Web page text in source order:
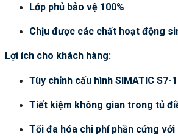
Lớp phủ bảo vệ 100%
Chịu được các chất hoạt động
Lợi ích cho khách hàng:
Tùy chỉnh cấu hình SIMATIC
Tiết kiệm không gian trong tủ
Tối đa hóa chi phí phần cứng